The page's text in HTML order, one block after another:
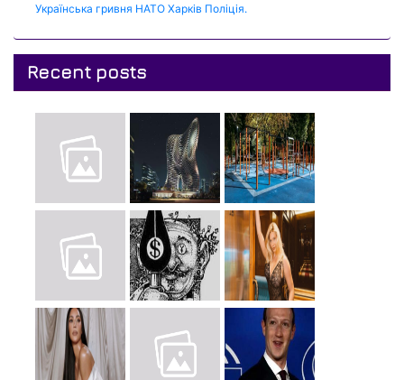
Українська гривня НАТО Харків Поліція.
Recent posts